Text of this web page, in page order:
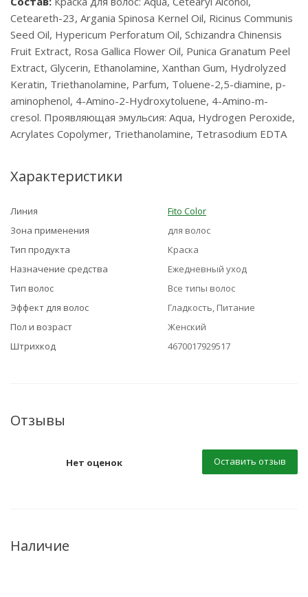
Ceteareth-23, Argania Spinosa Kernel Oil, Ricinus Communis
Seed Oil, Hypericum Perforatum Oil, Schizandra Chinensis
Fruit Extract, Rosa Gallica Flower Oil, Punica Granatum Peel
Extract, Glycerin, Ethanolamine, Xanthan Gum, Hydrolyzed
Keratin, Triethanolamine, Parfum, Toluene-2,5-diamine, p-
aminophenol, 4-Amino-2-Hydroxytoluene, 4-Amino-m-
cresol. Проявляющая эмульсия: Aqua, Hydrogen Peroxide,
Acrylates Copolymer, Triethanolamine, Tetrasodium EDTA
Характеристики
Линия
Fito Color
Зона применения
для волос
Тип продукта
Краска
Назначение средства
Ежедневный уход
Тип волос
Все типы волос
Эффект для волос
Гладкость, Питание
Пол и возраст
Женский
Штрихкод
4670017929517
Отзывы
Нет оценок Оставить отзыв
Наличие